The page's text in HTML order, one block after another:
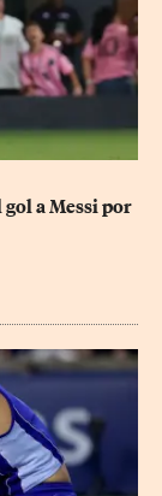
a Messi por